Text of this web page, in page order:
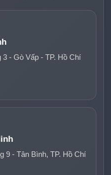
- Gò Vấp - TP. Hồ Chí
9 - Tân Bình, TP. Hồ Chí